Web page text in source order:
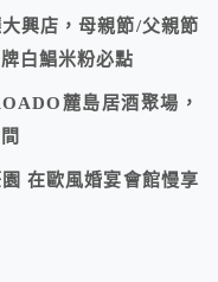
興店，母親節/父親節
白鯧米粉必點
麓島居酒聚場，
在歐風婚宴會館慢享